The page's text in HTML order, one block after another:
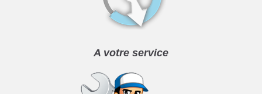
A votre service